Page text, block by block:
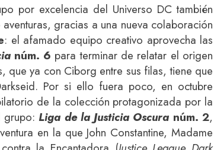
por excelencia del Universo DC también
gracias a una nueva colaboración
: el afamado equipo creativo aprovecha las
núm. 6 para terminar de relatar el origen
que ya con Ciborg entre sus filas, tiene que
Por si ello fuera poco, en octubre
de la colección protagonizada por la
grupo: Liga de la Justicia Oscura núm. 2,
en la que John Constantine, Madame